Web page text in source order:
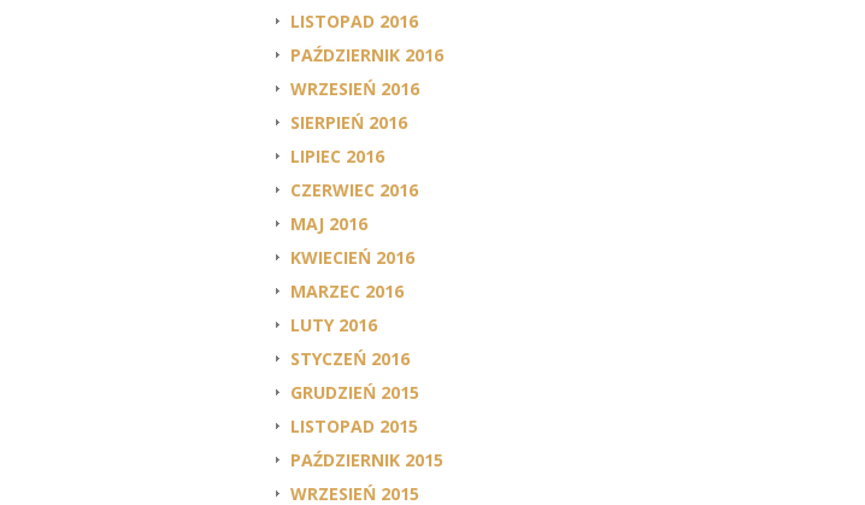
LISTOPAD 2016
PAŹDZIERNIK 2016
WRZESIEŃ 2016
SIERPIEŃ 2016
LIPIEC 2016
CZERWIEC 2016
MAJ 2016
KWIECIEŃ 2016
MARZEC 2016
LUTY 2016
STYCZEŃ 2016
GRUDZIEŃ 2015
LISTOPAD 2015
PAŹDZIERNIK 2015
WRZESIEŃ 2015